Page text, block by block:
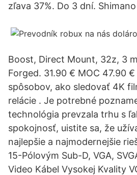
zľava 37%. Do 3 dní.
Boost, Direct Mount, 32z, 3
Forged. 31.90 € MOC 47.90
spôsobov, ako sledovať 4K
relácie . Je potrebné
technológia prevzala trhu s
spokojnosť, uistite sa, že
najlepšie a najmodernejšie
15-Pólovým Sub-D, VGA,
Video Kábel Vysokej Kvality